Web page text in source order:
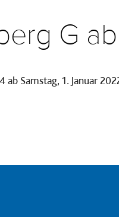
G ab
Samstag, 1. Januar